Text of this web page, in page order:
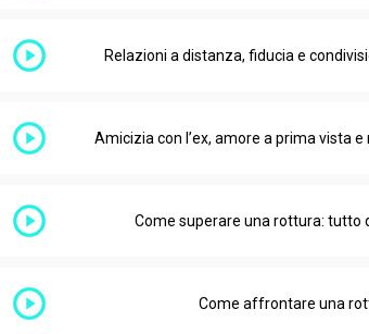
Relazioni a distanza, fiducia e
Amicizia con l’ex, amore a prima vista
Come superare una rottura: tutto
Come affrontare una